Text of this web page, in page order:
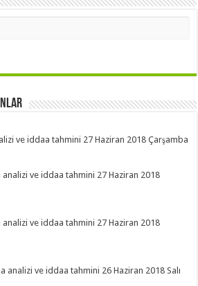
ve iddaa tahmini 27 Haziran 2018 Çarşamba
ve iddaa tahmini 27 Haziran 2018
analizi ve iddaa tahmini 27 Haziran 2018
analizi ve iddaa tahmini 26 Haziran 2018 Salı